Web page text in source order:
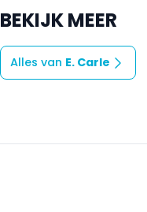
BEKIJK MEER
Alles van E. Carle